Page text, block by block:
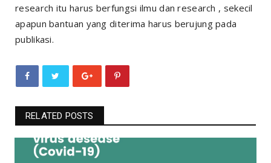
research itu harus berfungsi ilmu dan research , sekecil
apapun bantuan yang diterima harus berujung pada
publikasi.
RELATED POSTS